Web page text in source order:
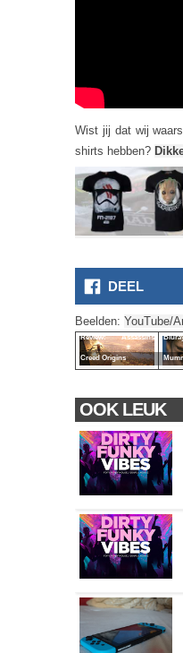
Wist jij dat wij
shirts hebben?
DEEL
Beelden: YouTube/
Review: Assassins
Creed Origins
OOK LEUK